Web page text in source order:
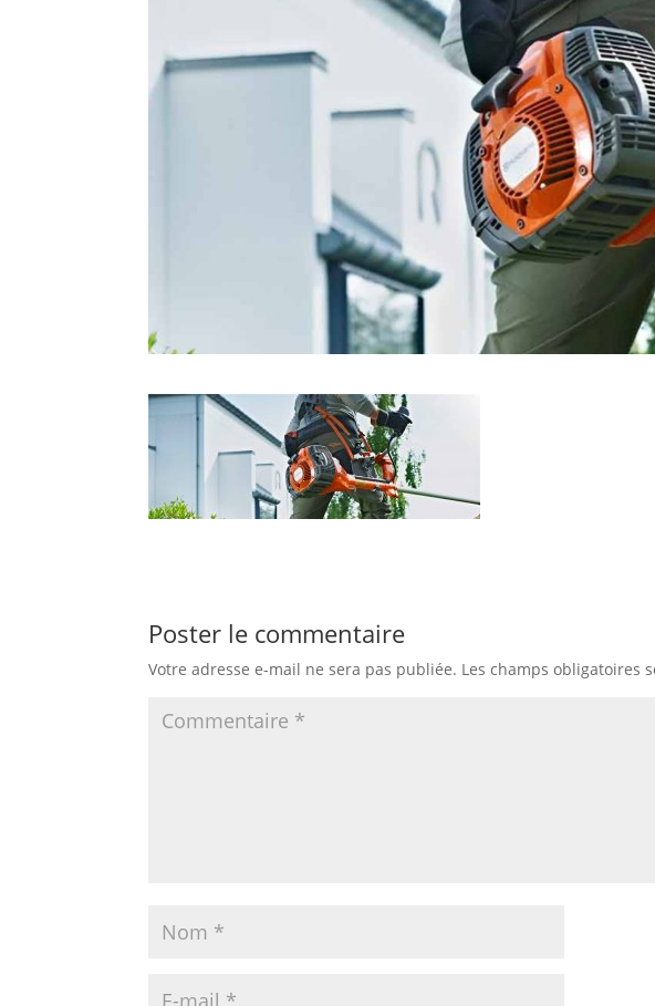
Poster le commentaire
Votre adresse e-mail ne sera pas publiée. Les champs obligatoires